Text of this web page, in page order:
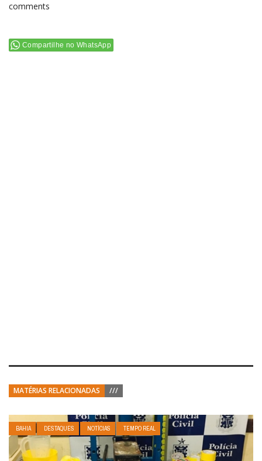
comments
Compartilhe no WhatsApp
MATÉRIAS RELACIONADAS ///
BAHIA DESTAQUES NOTÍCIAS TEMPO REAL